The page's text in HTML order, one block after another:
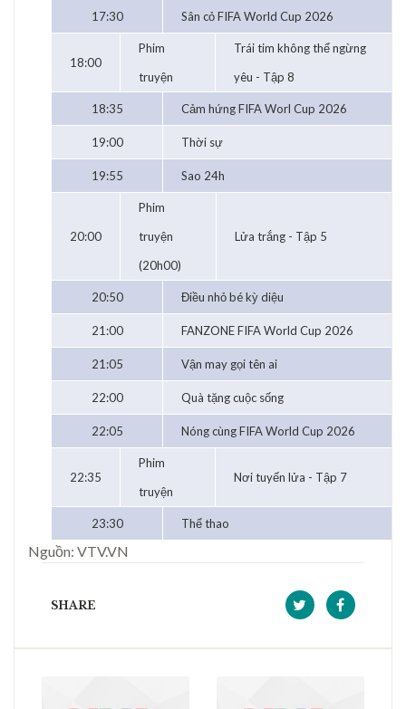
17:30 Sân cỏ FIFA World Cup 2026
18:00
Phim
truyện
Trái tim không thể ngừng
yêu - Tập 8
18:35 Cảm hứng FIFA Worl Cup 2026
19:00 Thời sự
19:55 Sao 24h
20:00
Phim
truyện
(20h00)
Lửa trắng - Tập 5
20:50 Điều nhỏ bé kỳ diệu
21:00 FANZONE FIFA World Cup 2026
21:05 Vận may gọi tên ai
22:00 Quà tặng cuộc sống
22:05 Nóng cùng FIFA World Cup 2026
22:35
Phim
truyện
Nơi tuyến lửa - Tập 7
23:30 Thể thao
Nguồn: VTV.VN
SHARE